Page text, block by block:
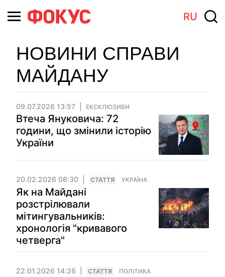
RU
НОВИНИ СПРАВИ
МАЙДАНУ
09.07.2026 13:57 ЕКСКЛЮЗИВИ
Втеча Януковича: 72
години, що змінили історію
України
20.02.2026 08:30 СТАТТЯ УКРАЇНА
Як на Майдані
розстрілювали
мітингувальників:
хронологія "кривавого
четверга"
22.01.2026 14:26 СТАТТЯ ПОЛІТИКА